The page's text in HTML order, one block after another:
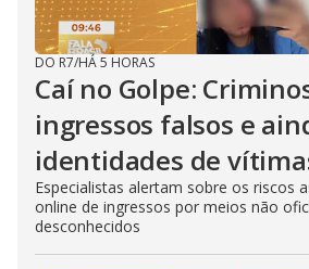
DO R7/HÁ 5 HORAS
Caí no Golpe:
ingressos falsos e
identidades de
Especialistas alertam sobre os riscos
online de ingressos por meios não
desconhecidos